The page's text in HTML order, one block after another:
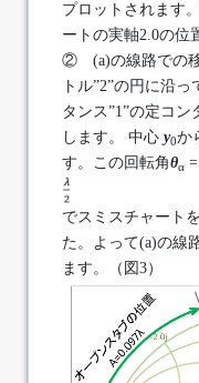
プロットされます
ートの実軸2.0の位
② (a)の線路での
トル”2”の円に沿
タンス”1”の定コ
します。 中心y0か
す。この回転角θα
でスミスチャート
た。よって(a)の線
ます。（図3）